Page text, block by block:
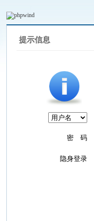
提示信息
密 码
隐身登录